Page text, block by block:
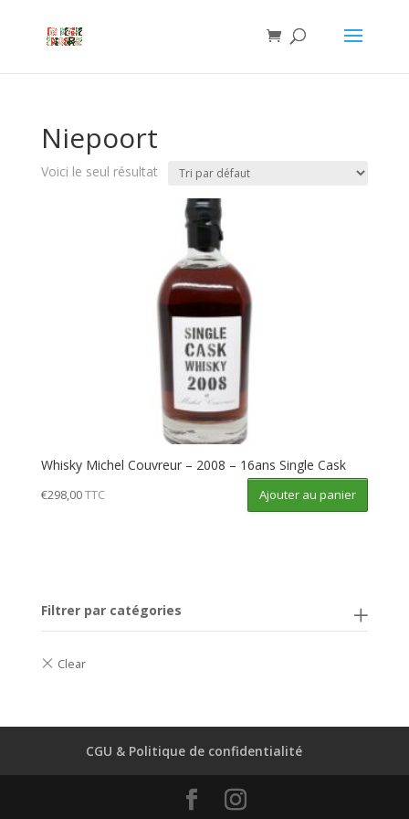
Niepoort
Voici le seul résultat
Whisky Michel Couvreur – 2008 – 16ans Single Cask
€298,00TTC Ajouter au panier
Filtrer par catégories
CGU & Politique de confidentialité